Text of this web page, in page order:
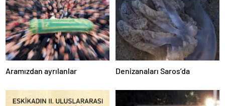
Aramızdan ayrılanlar Denizanaları Saros’da